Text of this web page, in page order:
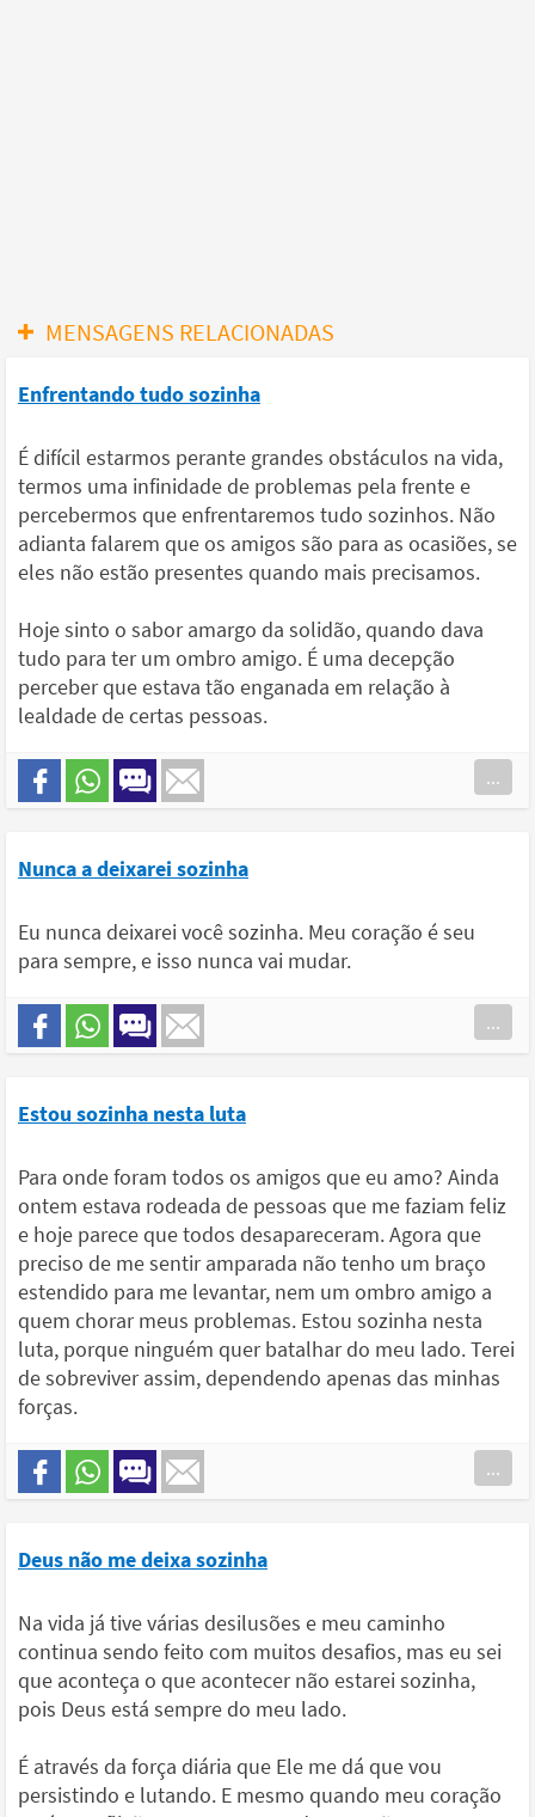
MENSAGENS RELACIONADAS
Enfrentando tudo sozinha
É difícil estarmos perante grandes obstáculos na vida,
termos uma infinidade de problemas pela frente e
percebermos que enfrentaremos tudo sozinhos. Não
adianta falarem que os amigos são para as ocasiões, se
eles não estão presentes quando mais precisamos.
Hoje sinto o sabor amargo da solidão, quando dava
tudo para ter um ombro amigo. É uma decepção
perceber que estava tão enganada em relação à
lealdade de certas pessoas.
...
Nunca a deixarei sozinha
Eu nunca deixarei você sozinha. Meu coração é seu
para sempre, e isso nunca vai mudar.
...
Estou sozinha nesta luta
Para onde foram todos os amigos que eu amo? Ainda
ontem estava rodeada de pessoas que me faziam feliz
e hoje parece que todos desapareceram. Agora que
preciso de me sentir amparada não tenho um braço
estendido para me levantar, nem um ombro amigo a
quem chorar meus problemas. Estou sozinha nesta
luta, porque ninguém quer batalhar do meu lado. Terei
de sobreviver assim, dependendo apenas das minhas
forças.
...
Deus não me deixa sozinha
Na vida já tive várias desilusões e meu caminho
continua sendo feito com muitos desafios, mas eu sei
que aconteça o que acontecer não estarei sozinha,
pois Deus está sempre do meu lado.
É através da força diária que Ele me dá que vou
persistindo e lutando. E mesmo quando meu coração